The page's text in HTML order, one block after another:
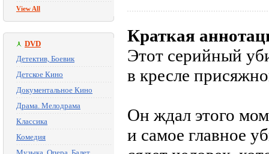
View All
DVD
Детектив, Боевик
Детское Кино
Документальное Кино
Драма. Мелодрама
Классика
Комедия
Краткая
Этот серийный
в кресле
Он ждал этого
и самое главное